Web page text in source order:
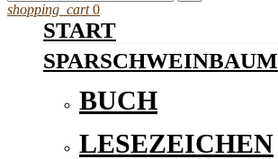
shopping_cart 0
START
SPARSCHWEINBAUM
BUCH
LESEZEICHEN